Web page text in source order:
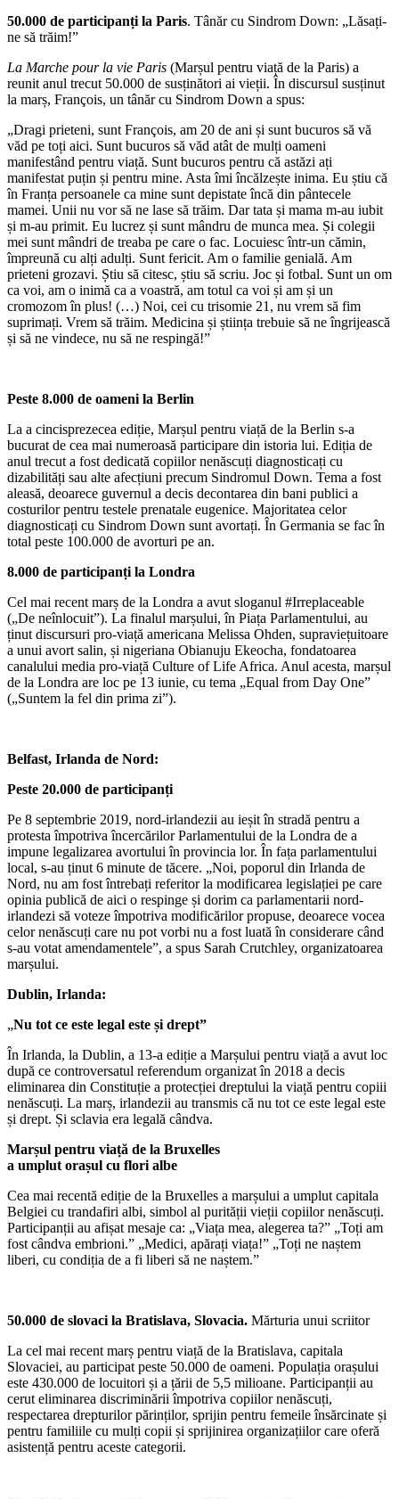
50.000 de participanți la Paris. Tânăr cu Sindrom Down: „Lăsați-
ne să trăim!”
La Marche pour la vie Paris (Marșul pentru viață de la Paris) a
reunit anul trecut 50.000 de susținători ai vieții. În discursul susținut
la marș, François, un tânăr cu Sindrom Down a spus:
„Dragi prieteni, sunt François, am 20 de ani și sunt bucuros să vă
văd pe toți aici. Sunt bucuros să văd atât de mulți oameni
manifestând pentru viață. Sunt bucuros pentru că astăzi ați
manifestat puțin și pentru mine. Asta îmi încălzește inima. Eu știu că
în Franța persoanele ca mine sunt depistate încă din pântecele
mamei. Unii nu vor să ne lase să trăim. Dar tata și mama m-au iubit
și m-au primit. Eu lucrez și sunt mândru de munca mea. Și colegii
mei sunt mândri de treaba pe care o fac. Locuiesc într-un cămin,
împreună cu alți adulți. Sunt fericit. Am o familie genială. Am
prieteni grozavi. Știu să citesc, știu să scriu. Joc și fotbal. Sunt un om
ca voi, am o inimă ca a voastră, am totul ca voi și am și un
cromozom în plus! (…) Noi, cei cu trisomie 21, nu vrem să fim
suprimați. Vrem să trăim. Medicina și știința trebuie să ne îngrijească
și să ne vindece, nu să ne respingă!”
Peste 8.000 de oameni la Berlin
La a cincisprezecea ediție, Marșul pentru viață de la Berlin s-a
bucurat de cea mai numeroasă participare din istoria lui. Ediția de
anul trecut a fost dedicată copiilor nenăscuți diagnosticați cu
dizabilități sau alte afecțiuni precum Sindromul Down. Tema a fost
aleasă, deoarece guvernul a decis decontarea din bani publici a
costurilor pentru testele prenatale eugenice. Majoritatea celor
diagnosticați cu Sindrom Down sunt avortați. În Germania se fac în
total peste 100.000 de avorturi pe an.
8.000 de participanți la Londra
Cel mai recent marș de la Londra a avut sloganul #Irreplaceable
(„De neînlocuit”). La finalul marșului, în Piața Parlamentului, au
ținut discursuri pro-viață americana Melissa Ohden, supraviețuitoare
a unui avort salin, și nigeriana Obianuju Ekeocha, fondatoarea
canalului media pro-viață Culture of Life Africa. Anul acesta, marșul
de la Londra are loc pe 13 iunie, cu tema „Equal from Day One”
(„Suntem la fel din prima zi”).
Belfast, Irlanda de Nord:
Peste 20.000 de participanți
Pe 8 septembrie 2019, nord-irlandezii au ieșit în stradă pentru a
protesta împotriva încercărilor Parlamentului de la Londra de a
impune legalizarea avortului în provincia lor. În fața parlamentului
local, s-au ținut 6 minute de tăcere. „Noi, poporul din Irlanda de
Nord, nu am fost întrebați referitor la modificarea legislației pe care
opinia publică de aici o respinge și dorim ca parlamentarii nord-
irlandezi să voteze împotriva modificărilor propuse, deoarece vocea
celor nenăscuți care nu pot vorbi nu a fost luată în considerare când
s-au votat amendamentele”, a spus Sarah Crutchley, organizatoarea
marșului.
Dublin, Irlanda:
„Nu tot ce este legal este și drept”
În Irlanda, la Dublin, a 13-a ediție a Marșului pentru viață a avut loc
după ce controversatul referendum organizat în 2018 a decis
eliminarea din Constituție a protecției dreptului la viață pentru copiii
nenăscuți. La marș, irlandezii au transmis că nu tot ce este legal este
și drept. Și sclavia era legală cândva.
Marșul pentru viață de la Bruxelles
a umplut orașul cu flori albe
Cea mai recentă ediție de la Bruxelles a marșului a umplut capitala
Belgiei cu trandafiri albi, simbol al purității vieții copiilor nenăscuți.
Participanții au afișat mesaje ca: „Viața mea, alegerea ta?” „Toți am
fost cândva embrioni.” „Medici, apărați viața!” „Toți ne naștem
liberi, cu condiția de a fi liberi să ne naștem.”
50.000 de slovaci la Bratislava, Slovacia. Mărturia unui scriitor
La cel mai recent marș pentru viață de la Bratislava, capitala
Slovaciei, au participat peste 50.000 de oameni. Populația orașului
este 430.000 de locuitori și a țării de 5,5 milioane. Participanții au
cerut eliminarea discriminării împotriva copiilor nenăscuți,
respectarea drepturilor părinților, sprijin pentru femeile însărcinate și
pentru familiile cu mulți copii și sprijinirea organizațiilor care oferă
asistență pentru aceste categorii.